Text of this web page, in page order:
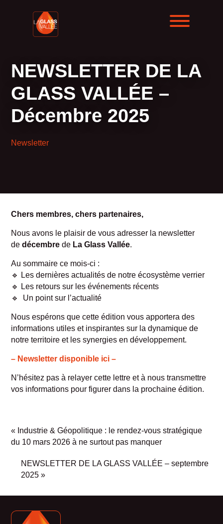
NEWSLETTER DE LA
GLASS VALLÉE –
Décembre 2025
Newsletter
Chers membres, chers partenaires,
Nous avons le plaisir de vous adresser la newsletter
dedécembrede La Glass Vallée.
Au sommaire ce mois-ci :
🔹 Les dernières actualités de notre écosystème verrier
🔹 Les retours sur les événements récents
🔹 Un point sur l’actualité
Nous espérons que cette édition vous apportera des
informations utiles et inspirantes sur la dynamique de
notre territoire et les synergies en développement.
– Newsletter disponible ici –
N’hésitez pas à relayer cette lettre et à nous transmettre
vos informations pour figurer dans la prochaine édition.
« Industrie & Géopolitique : le rendez-vous stratégique
du 10 mars 2026 à ne surtout pas manquer
NEWSLETTER DE LA GLASS VALLÉE – septembre
2025 »